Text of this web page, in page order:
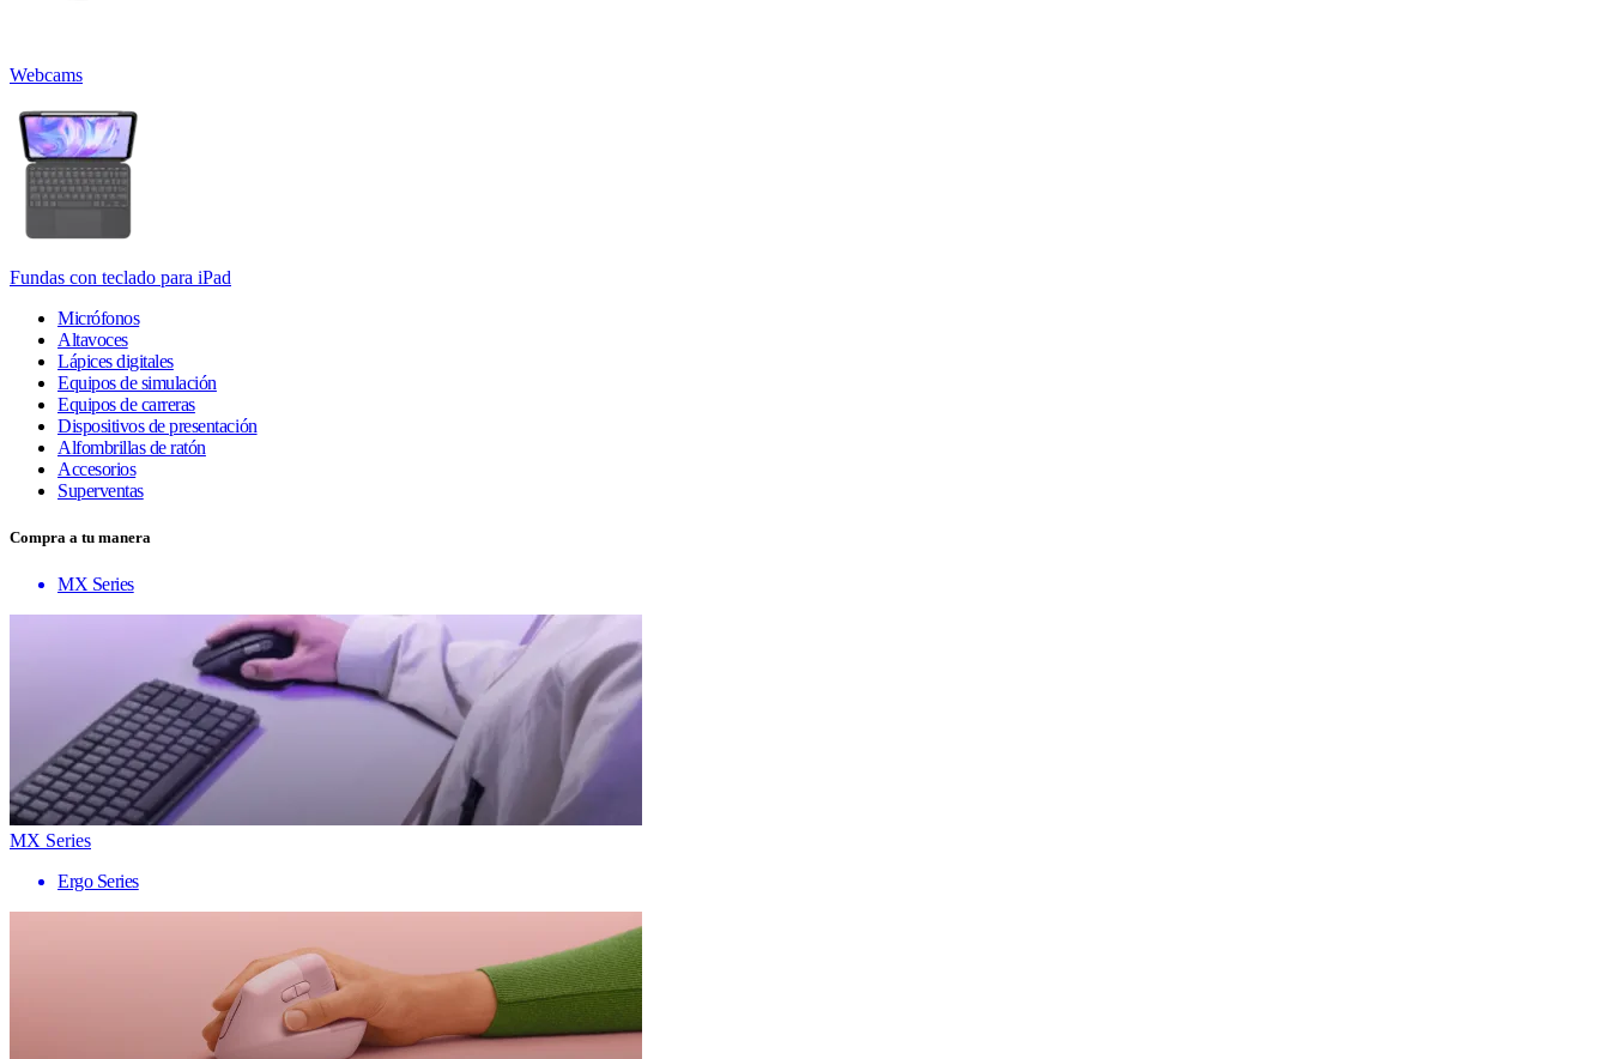
Webcams
Fundas con teclado para iPad
Micrófonos
Altavoces
Lápices digitales
Equipos de simulación
Equipos de carreras
Dispositivos de presentación
Alfombrillas de ratón
Accesorios
Superventas
Compra a tu manera
MX Series
MX Series
Ergo Series